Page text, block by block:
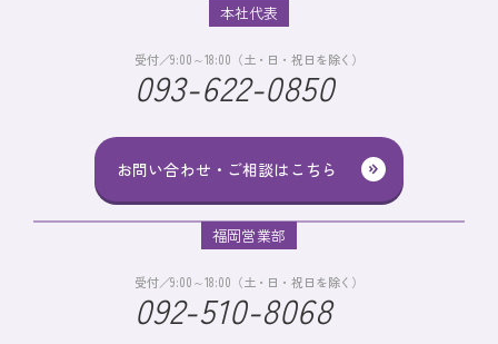
お問い合わせ・ご相談はこちら
本社代表
受付／9:00～18:00（土・日・祝日を除く）
093-622-0850
福岡営業部
受付／9:00～18:00（土・日・祝日を除く）
092-510-8068